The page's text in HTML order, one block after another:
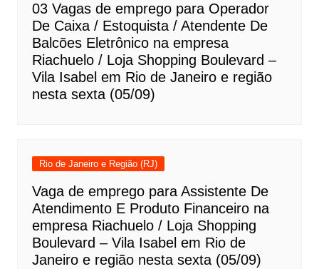
03 Vagas de emprego para Operador
De Caixa / Estoquista / Atendente De
Balcões Eletrônico na empresa
Riachuelo / Loja Shopping Boulevard –
Vila Isabel em Rio de Janeiro e região
nesta sexta (05/09)
Rio de Janeiro e Região (RJ)
Vaga de emprego para Assistente De
Atendimento E Produto Financeiro na
empresa Riachuelo / Loja Shopping
Boulevard – Vila Isabel em Rio de
Janeiro e região nesta sexta (05/09)